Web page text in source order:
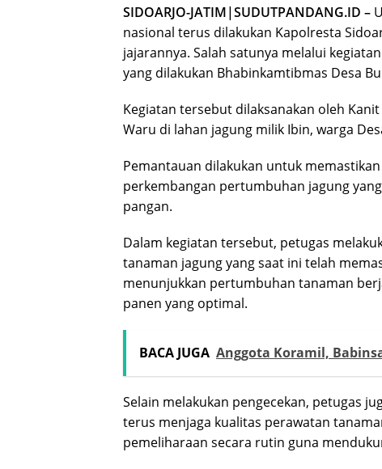
SIDOARJO-JATIM|SUDUTPANDANG.ID –
nasional terus dilakukan Kapolresta
jajarannya. Salah satunya melalui
yang dilakukan Bhabinkamtibmas Desa
Kegiatan tersebut dilaksanakan oleh
Waru di lahan jagung milik Ibin, warga
Pemantauan dilakukan untuk
perkembangan pertumbuhan jagung
pangan.
Dalam kegiatan tersebut, petugas
tanaman jagung yang saat ini telah
menunjukkan pertumbuhan tanaman
panen yang optimal.
BACA JUGA Anggota Koramil,
Selain melakukan pengecekan, petugas
terus menjaga kualitas perawatan
pemeliharaan secara rutin guna